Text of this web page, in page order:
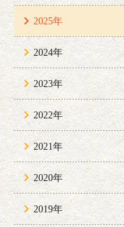
2025年
2024年
2023年
2022年
2021年
2020年
2019年